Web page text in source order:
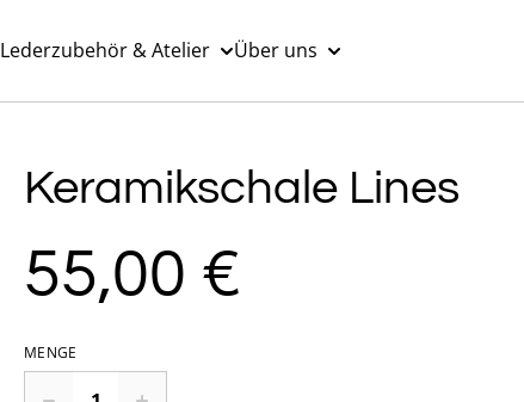
Lederzubehör & Atelier Über uns
Keramikschale Lines
55,00 €
MENGE